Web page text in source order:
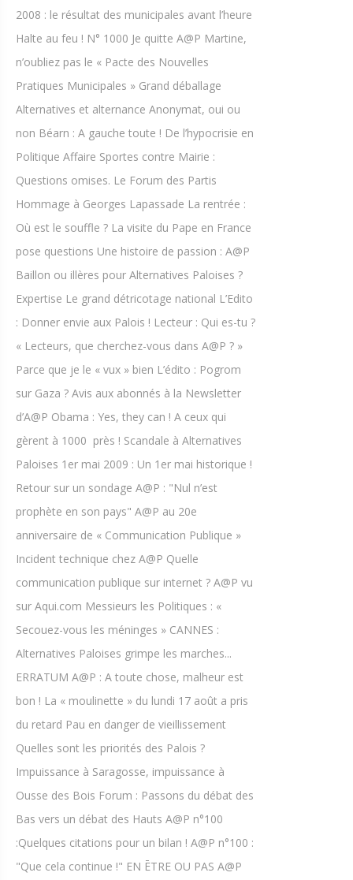
2008 : le résultat des municipales avant l’heure
Halte au feu ! N° 1000 Je quitte A@P Martine,
n’oubliez pas le « Pacte des Nouvelles
Pratiques Municipales » Grand déballage
Alternatives et alternance Anonymat, oui ou
non Béarn : A gauche toute ! De l’hypocrisie en
Politique Affaire Sportes contre Mairie :
Questions omises. Le Forum des Partis
Hommage à Georges Lapassade La rentrée :
Où est le souffle ? La visite du Pape en France
pose questions Une histoire de passion : A@P
Baillon ou illères pour Alternatives Paloises ?
Expertise Le grand détricotage national L’Edito
: Donner envie aux Palois ! Lecteur : Qui es-tu ?
« Lecteurs, que cherchez-vous dans A@P ? »
Parce que je le « vux » bien L’édito : Pogrom
sur Gaza ? Avis aux abonnés à la Newsletter
d’A@P Obama : Yes, they can ! A ceux qui
gèrent à 1000  près ! Scandale à Alternatives
Paloises 1er mai 2009 : Un 1er mai historique !
Retour sur un sondage A@P : "Nul n’est
prophète en son pays" A@P au 20e
anniversaire de « Communication Publique »
Incident technique chez A@P Quelle
communication publique sur internet ? A@P vu
sur Aqui.com Messieurs les Politiques : «
Secouez-vous les méninges » CANNES :
Alternatives Paloises grimpe les marches...
ERRATUM A@P : A toute chose, malheur est
bon ! La « moulinette » du lundi 17 août a pris
du retard Pau en danger de vieillissement
Quelles sont les priorités des Palois ?
Impuissance à Saragosse, impuissance à
Ousse des Bois Forum : Passons du débat des
Bas vers un débat des Hauts A@P n°100
:Quelques citations pour un bilan ! A@P n°100 :
"Que cela continue !" EN ĒTRE OU PAS A@P